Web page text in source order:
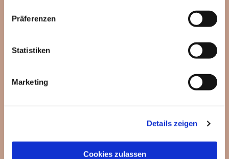
Präferenzen
Statistiken
Marketing
Details zeigen
Cookies zulassen
Dies könnte Sie auch
interessieren